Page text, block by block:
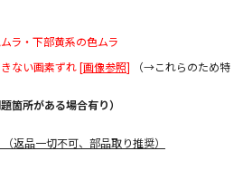
ラ・下部黄系の色ムラ
ない画素ずれ [画像参照] （→これらのため特
箇所がある場合有り）
（返品一切不可、部品取り推奨）